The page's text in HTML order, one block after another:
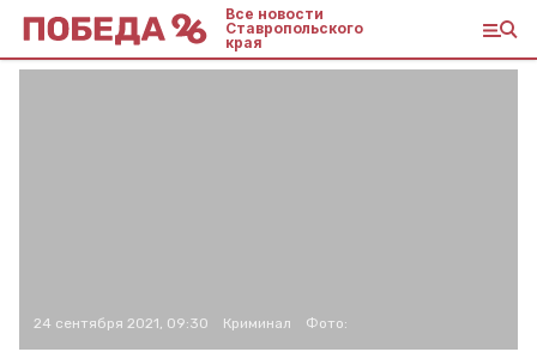
Все новости
Ставропольского
края
24 сентября 2021, 09:30 Криминал Фото: